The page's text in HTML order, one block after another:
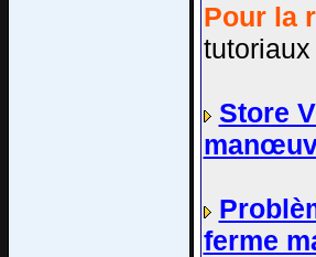
Pour la
Store
ferme